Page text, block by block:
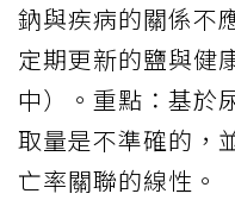
鈉與疾病的關係不
定期更新的鹽與健
中）。重點：基於
取量是不準確的，
亡率關聯的線性。